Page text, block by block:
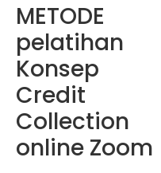
METODE
pelatihan
Konsep
Credit
Collection
online Zoom